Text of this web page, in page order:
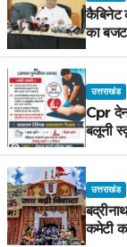
कैबिनेट
का बजट
उत्तराखंड
Cpr
बलूनी
उत्तराखंड
कमेटी